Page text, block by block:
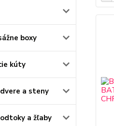
boxy
kúty
a steny
a žľaby